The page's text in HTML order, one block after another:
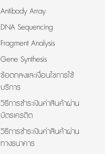
Antibody Array
DNA Sequencing
Fragment Analysis
Gene Synthesis
ข้อตกลงและเงื่อนไขการใช้
บริการ
วิธีการชำระเงินค่าสินค้าผ่าน
บัตรเครดิต
วิธีการชำระเงินค่าสินค้าผ่าน
ทางธนาคาร